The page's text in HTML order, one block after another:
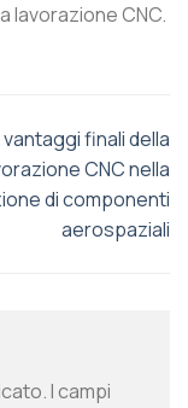
lavorazione CNC.
vantaggi finali della
CNC nella
di componenti
aerospaziali
I campi